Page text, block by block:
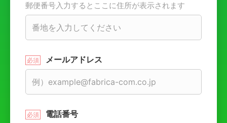
郵便番号入力するとここに住所が表示されます
メールアドレス
電話番号